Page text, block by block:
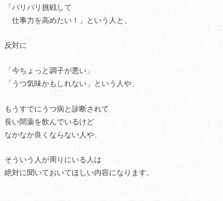
「バリバリ挑戦して
仕事力を高めたい！」という人と、
反対に
「今ちょっと調子が悪い」
「うつ気味かもしれない」という人や、
もうすでにうつ病と診断されて
長い間薬を飲んでいるけど
なかなか良くならない人や、
そういう人が周りにいる人は
絶対に聞いておいてほしい内容になります。